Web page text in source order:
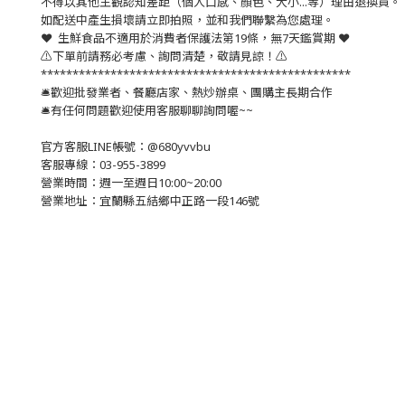
如配送中產生損壞請立即拍照，並和我們聯繫為您處理。
❤️ 生鮮食品不適用於消費者保護法第19條，無7天鑑賞期 ❤️
⚠️下單前請務必考慮、詢問清楚，敬請見諒！⚠️
*************************************************
🛎歡迎批發業者、餐廳店家、熱炒辦桌、團購主長期合作
🛎有任何問題歡迎使用客服聊聊詢問喔~~
官方客服LINE帳號：@680yvvbu
客服專線：03-955-3899
營業時間：週一至週日10:00~20:00
營業地址：宜蘭縣五結鄉中正路一段146號